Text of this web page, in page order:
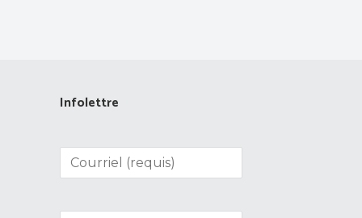
Infolettre